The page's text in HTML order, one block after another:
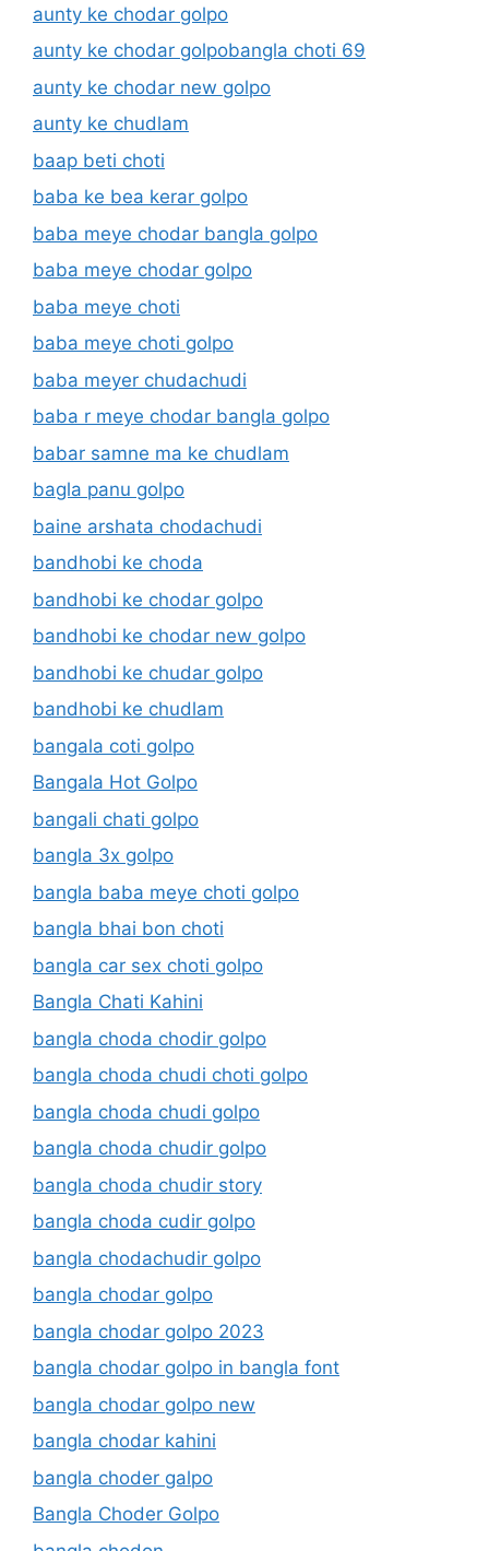
aunty ke chodar golpo
aunty ke chodar golpobangla choti 69
aunty ke chodar new golpo
aunty ke chudlam
baap beti choti
baba ke bea kerar golpo
baba meye chodar bangla golpo
baba meye chodar golpo
baba meye choti
baba meye choti golpo
baba meyer chudachudi
baba r meye chodar bangla golpo
babar samne ma ke chudlam
bagla panu golpo
baine arshata chodachudi
bandhobi ke choda
bandhobi ke chodar golpo
bandhobi ke chodar new golpo
bandhobi ke chudar golpo
bandhobi ke chudlam
bangala coti golpo
Bangala Hot Golpo
bangali chati golpo
bangla 3x golpo
bangla baba meye choti golpo
bangla bhai bon choti
bangla car sex choti golpo
Bangla Chati Kahini
bangla choda chodir golpo
bangla choda chudi choti golpo
bangla choda chudi golpo
bangla choda chudir golpo
bangla choda chudir story
bangla choda cudir golpo
bangla chodachudir golpo
bangla chodar golpo
bangla chodar golpo 2023
bangla chodar golpo in bangla font
bangla chodar golpo new
bangla chodar kahini
bangla choder galpo
Bangla Choder Golpo